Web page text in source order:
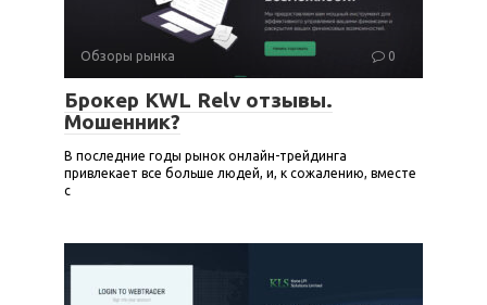
Обзоры рынка 0
Брокер KWL Relv отзывы.
Мошенник?
В последние годы рынок онлайн-трейдинга
привлекает все больше людей, и, к сожалению, вместе
с